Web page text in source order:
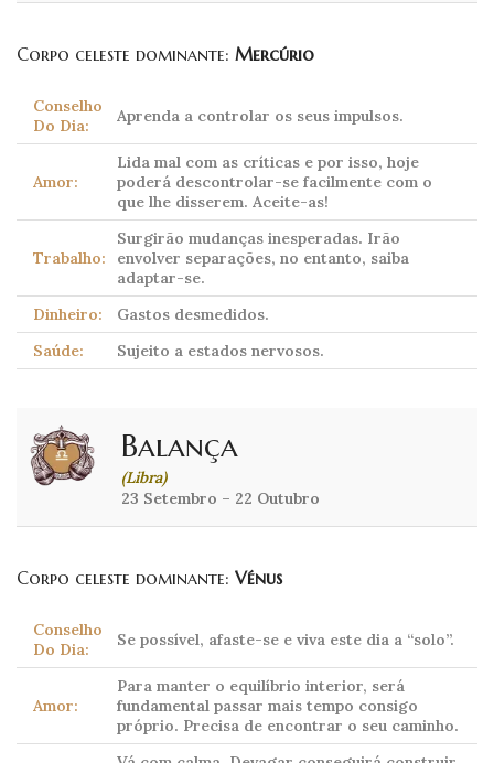
Corpo celeste dominante: Mercúrio
Conselho
Do Dia:
Aprenda a controlar os seus impulsos.
Amor:
Lida mal com as críticas e por isso, hoje
poderá descontrolar-se facilmente com o
que lhe disserem. Aceite-as!
Trabalho:
Surgirão mudanças inesperadas. Irão
envolver separações, no entanto, saiba
adaptar-se.
Dinheiro:
Gastos desmedidos.
Saúde:
Sujeito a estados nervosos.
Balança
(Libra)
23 Setembro – 22 Outubro
Corpo celeste dominante: Vénus
Conselho
Do Dia:
Se possível, afaste-se e viva este dia a “solo”.
Amor:
Para manter o equilíbrio interior, será
fundamental passar mais tempo consigo
próprio. Precisa de encontrar o seu caminho.